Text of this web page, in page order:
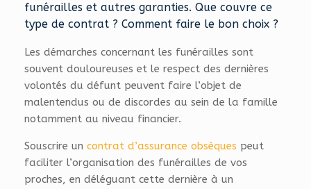
funérailles et autres garanties. Que couvre ce
type de contrat ? Comment faire le bon choix ?
Les démarches concernant les funérailles sont
souvent douloureuses et le respect des dernières
volontés du défunt peuvent faire l’objet de
malentendus ou de discordes au sein de la famille
notamment au niveau financier.
Souscrire un contrat d’assurance obsèques peut
faciliter l’organisation des funérailles de vos
proches, en déléguant cette dernière à un